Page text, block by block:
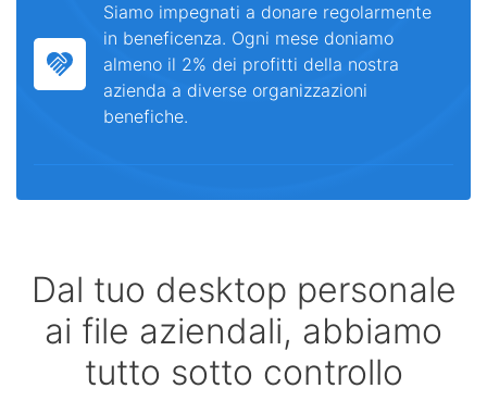
Siamo impegnati a donare regolarmente
in beneficenza. Ogni mese doniamo
almeno il 2% dei profitti della nostra
azienda a diverse organizzazioni
benefiche.
Dal tuo desktop personale
ai file aziendali, abbiamo
tutto sotto controllo